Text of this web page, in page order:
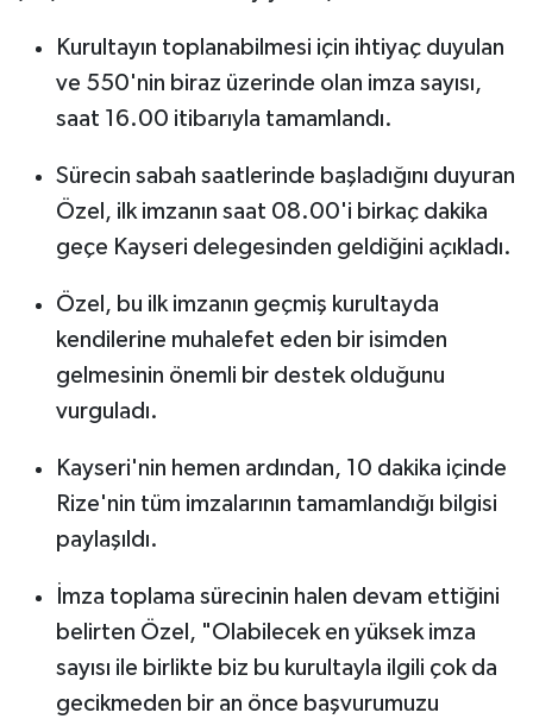
Kurultayın toplanabilmesi için ihtiyaç duyulan
ve 550'nin biraz üzerinde olan imza sayısı,
saat 16.00 itibarıyla tamamlandı.
Sürecin sabah saatlerinde başladığını duyuran
Özel, ilk imzanın saat 08.00'i birkaç dakika
geçe Kayseri delegesinden geldiğini açıkladı.
Özel, bu ilk imzanın geçmiş kurultayda
kendilerine muhalefet eden bir isimden
gelmesinin önemli bir destek olduğunu
vurguladı.
Kayseri'nin hemen ardından, 10 dakika içinde
Rize'nin tüm imzalarının tamamlandığı bilgisi
paylaşıldı.
İmza toplama sürecinin halen devam ettiğini
belirten Özel, "Olabilecek en yüksek imza
sayısı ile birlikte biz bu kurultayla ilgili çok da
gecikmeden bir an önce başvurumuzu